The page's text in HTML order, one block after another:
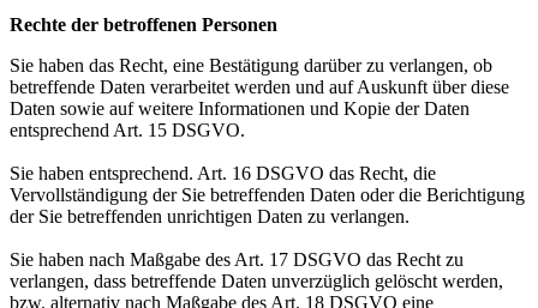
Rechte der betroffenen Personen
Sie haben das Recht, eine Bestätigung darüber zu verlangen, ob
betreffende Daten verarbeitet werden und auf Auskunft über diese
Daten sowie auf weitere Informationen und Kopie der Daten
entsprechend Art. 15 DSGVO.
Sie haben entsprechend. Art. 16 DSGVO das Recht, die
Vervollständigung der Sie betreffenden Daten oder die Berichtigung
der Sie betreffenden unrichtigen Daten zu verlangen.
Sie haben nach Maßgabe des Art. 17 DSGVO das Recht zu
verlangen, dass betreffende Daten unverzüglich gelöscht werden,
bzw. alternativ nach Maßgabe des Art. 18 DSGVO eine